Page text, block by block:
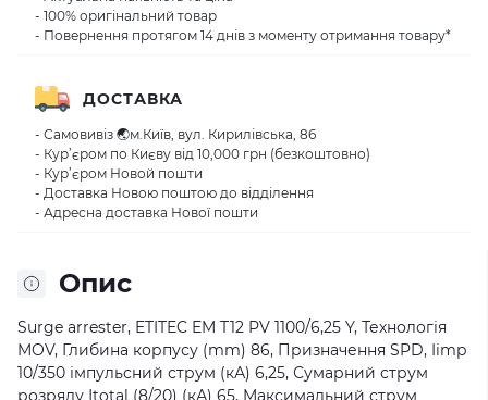
Опис
Surge arrester, ETITEC EM T12 PV 1100/6,25 Y, Технологія
MOV, Глибина корпусу (mm) 86, Призначення SPD, Iimp
10/350 імпульсний струм (кА) 6,25, Сумарний струм
розряду Іtotal (8/20) (кА) 65, Maксимальний струм
- 100% оригінальний товар
- Повернення протягом 14 днів з моменту отримання товару*
ДОСТАВКА
- Самовивіз 🌏м.Київ, вул. Кирилівська, 86
- Кур’єром по Києву від 10,000 грн (безкоштовно)
- Кур’єром Новой пошти
- Доставка Новою поштою до відділення
- Адресна доставка Нової пошти